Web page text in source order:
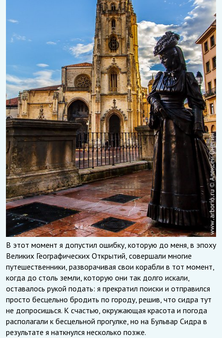
В этот момент я допустил ошибку, которую до меня, в эпоху
Великих Географических Открытий, совершали многие
путешественники, разворачивая свои корабли в тот момент,
когда до столь земли, которую они так долго искали,
оставалось рукой подать: я прекратил поиски и отправился
просто бесцельно бродить по городу, решив, что сидра тут
не допросишься. К счастью, окружающая красота и погода
располагали к бесцельной прогулке, но на Бульвар Сидра в
результате я наткнулся несколько позже.